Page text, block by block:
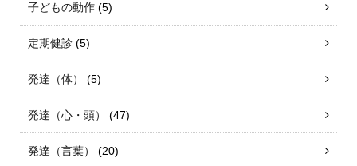
子どもの動作 (5)
定期健診 (5)
発達（体） (5)
発達（心・頭） (47)
発達（言葉） (20)